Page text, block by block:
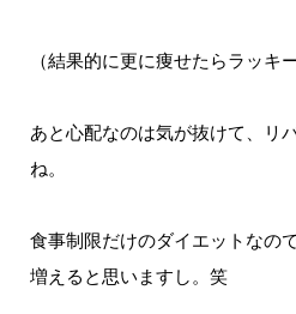
（結果的に更に痩せたらラッキ
あと心配なのは気が抜けて、リ
ね。
食事制限だけのダイエットなの
増えると思いますし。笑